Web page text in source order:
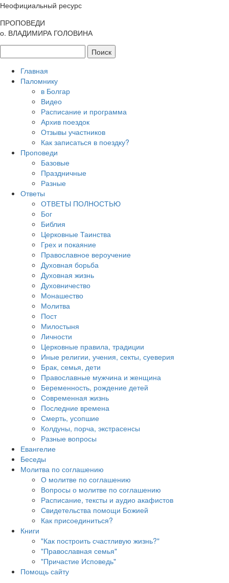
Неофициальный ресурс
ПРОПОВЕДИ
о. ВЛАДИМИРА ГОЛОВИНА
Главная
Паломнику
в Болгар
Видео
Расписание и программа
Архив поездок
Отзывы участников
Как записаться в поездку?
Проповеди
Базовые
Праздничные
Разные
Ответы
ОТВЕТЫ ПОЛНОСТЬЮ
Бог
Библия
Церковные Таинства
Грех и покаяние
Православное вероучение
Духовная борьба
Духовная жизнь
Духовничество
Монашество
Молитва
Пост
Милостыня
Личности
Церковные правила, традиции
Иные религии, учения, секты, суеверия
Брак, семья, дети
Православные мужчина и женщина
Беременность, рождение детей
Современная жизнь
Последние времена
Смерть, усопшие
Колдуны, порча, экстрасенсы
Разные вопросы
Евангелие
Беседы
Молитва по соглашению
О молитве по соглашению
Вопросы о молитве по соглашению
Расписание, тексты и аудио акафистов
Свидетельства помощи Божией
Как присоединиться?
Книги
"Как построить счастливую жизнь?"
"Православная семья"
"Причастие Исповедь"
Помощь сайту